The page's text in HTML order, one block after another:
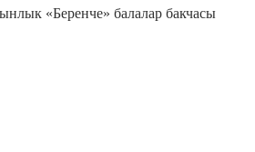
«Беренче» балалар бакчасы